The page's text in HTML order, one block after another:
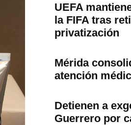
UEFA
la FIFA tras
privatización
Mérida
atención
Detienen a
Guerrero por